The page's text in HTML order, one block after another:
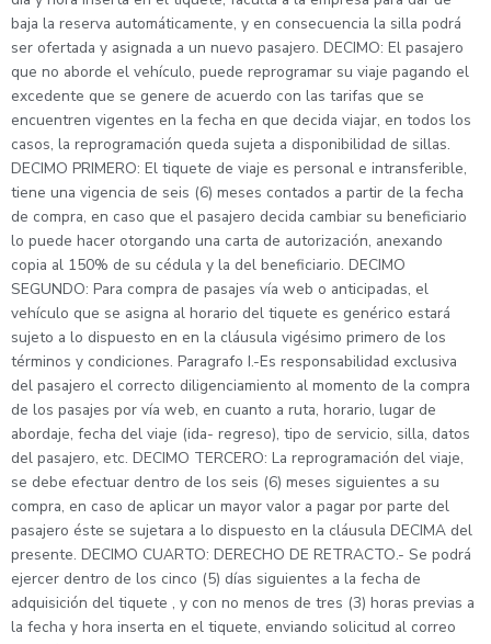
baja la reserva automáticamente, y en consecuencia la silla podrá
ser ofertada y asignada a un nuevo pasajero. DECIMO: El pasajero
que no aborde el vehículo, puede reprogramar su viaje pagando el
excedente que se genere de acuerdo con las tarifas que se
encuentren vigentes en la fecha en que decida viajar, en todos los
casos, la reprogramación queda sujeta a disponibilidad de sillas.
DECIMO PRIMERO: El tiquete de viaje es personal e intransferible,
tiene una vigencia de seis (6) meses contados a partir de la fecha
de compra, en caso que el pasajero decida cambiar su beneficiario
lo puede hacer otorgando una carta de autorización, anexando
copia al 150% de su cédula y la del beneficiario. DECIMO
SEGUNDO: Para compra de pasajes vía web o anticipadas, el
vehículo que se asigna al horario del tiquete es genérico estará
sujeto a lo dispuesto en en la cláusula vigésimo primero de los
términos y condiciones. Paragrafo I.-Es responsabilidad exclusiva
del pasajero el correcto diligenciamiento al momento de la compra
de los pasajes por vía web, en cuanto a ruta, horario, lugar de
abordaje, fecha del viaje (ida- regreso), tipo de servicio, silla, datos
del pasajero, etc. DECIMO TERCERO: La reprogramación del viaje,
se debe efectuar dentro de los seis (6) meses siguientes a su
compra, en caso de aplicar un mayor valor a pagar por parte del
pasajero éste se sujetara a lo dispuesto en la cláusula DECIMA del
presente. DECIMO CUARTO: DERECHO DE RETRACTO.- Se podrá
ejercer dentro de los cinco (5) días siguientes a la fecha de
adquisición del tiquete , y con no menos de tres (3) horas previas a
la fecha y hora inserta en el tiquete, enviando solicitud al correo